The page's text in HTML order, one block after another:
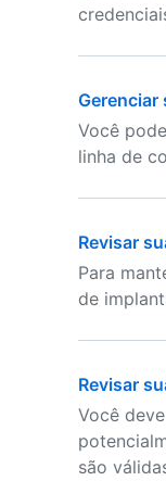
Gerenciar
Você
linha de
Revisar
Para
de
Revisar
Você
são